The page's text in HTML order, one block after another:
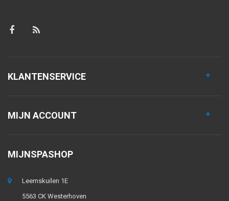
KLANTENSERVICE
MIJN ACCOUNT
MIJNSPASHOP
Leemskuilen 1E
5563 CK Westerhoven